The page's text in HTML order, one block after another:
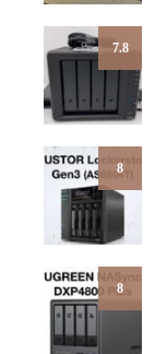
7.8
8
8